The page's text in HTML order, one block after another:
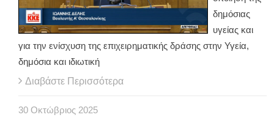
δημόσιας
υγείας και
για την ενίσχυση της επιχειρηματικής δράσης στην Υγεία,
δημόσια και ιδιωτική
Διαβάστε Περισσότερα
30 Οκτώβριος 2025